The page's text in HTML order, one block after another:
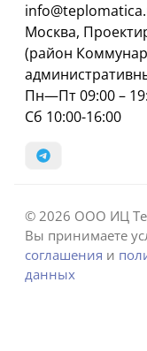
Москва,
(район
Пн—Пт 09:00 –
Сб 10:00-16:00
© 2026 ООО ИЦ
Вы принимаете
соглашения и
данных